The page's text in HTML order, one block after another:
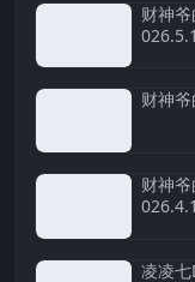
财神
财神
财神
凌凌